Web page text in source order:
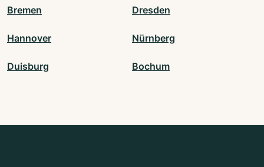
Bremen Dresden
Hannover Nürnberg
Duisburg Bochum